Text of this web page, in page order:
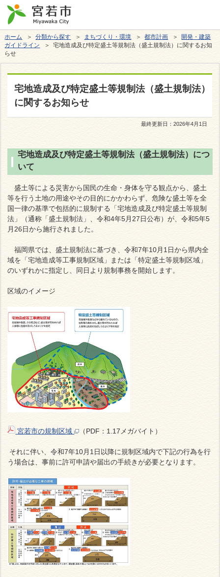
ホーム ＞分類から探す ＞ まちづくり・環境 ＞都市計画 ＞ 開発・建築
ガイドライン
＞ 宅地造成及び特定盛土等規制法（盛土規制法）に関するお知
らせ
宅地造成及び特定盛土等規制法（盛土規制法）
に関するお知らせ
最終更新日：2026年4月1日
宅地造成及び特定盛土等規制法（盛土規制法）につ
いて
盛土等による災害から国民の生命・身体を守る観点から、盛土
等を行う土地の用途やその目的にかかわらず、危険な盛土等を全
国一律の基準で包括的に規制する「宅地造成及び特定盛土等規制
法」（通称「盛土規制法」、令和4年5月27日公布）が、令和5年5
月26日から施行されました。
福岡県では、盛土規制法に基づき、令和7年10月1日から県内全
域を「宅地造成等工事規制区域」または「特定盛土等規制区域」
のいずれかに指定し、同日より規制事務を開始します。
区域のイメージ
宮若市の規制区域 （PDF：1.17メガバイト）
それに伴い、令和7年10月1日以降に規制区域内で下記の行為を行
う場合は、事前に許可申請や届出の手続きが必要となります。